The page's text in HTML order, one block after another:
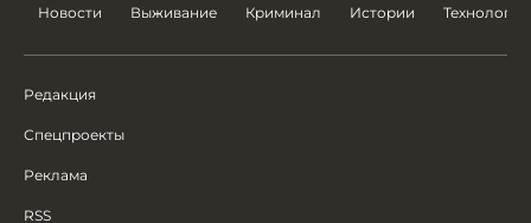
Новости Выживание Криминал Истории Технологии
Редакция
Спецпроекты
Реклама
RSS